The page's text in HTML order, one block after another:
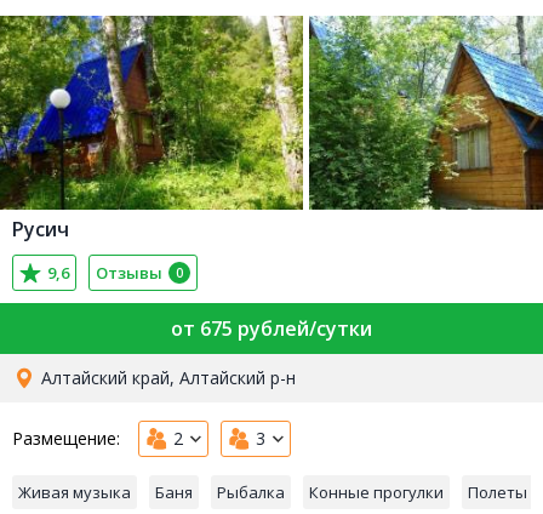
Русич
9,6 Отзывы 0
от 675 рублей/сутки
Алтайский край, Алтайский р-н
Размещение: 2 3
Живая музыка Баня Рыбалка Конные прогулки Полеты